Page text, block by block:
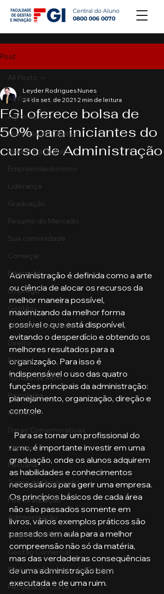
Central do Aluno
0800 006 0070
Post
All Posts
Agronegócio
Mercado de Capitais
Marketing Digital
Empreendedorismo
Liderança
Graduação
Resumo do Mercado
Sua comunidade
Começar
Educação
Emprego
Gestão
Ciências Contábeis
Direito
Bancos
Turmas de MBA
Psicologia
Cidades
Datas Comemorativas
Vendas
Pecuária
Turma de Graduação
Pós-Graduação
Administração
Segurança Publica
Gestão Comercial
Banking e Mercado de Capitais
Pecuária de Corte
All Posts
FGI oferece bolsa de
50% para iniciantes do
curso de Administração
Leyder Rodrigues Nunes
24 de set. de 2021 2 min de leitura
Administração é definida como a arte
ou ciência de alocar os recursos da
melhor maneira possível,
maximizando da melhor forma
possível o que está disponível,
evitando o desperdício e obtendo os
melhores resultados para a
organização. Para isso é
indispensável o uso das quatro
funções principais da administração:
planejamento, organização, direção e
controle.
   Para se tornar um profissional do
ramo, é importante investir em uma
graduação, onde os alunos adquirem
as habilidades e conhecimentos
necessários para gerir uma empresa.
Os princípios básicos de cada área
não são passados somente em
livros, vários exemplos práticos são
passados em aula para a melhor
compreensão não só da matéria,
mas das verdadeiras consequências
de uma administração bem
executada e de uma ruim.